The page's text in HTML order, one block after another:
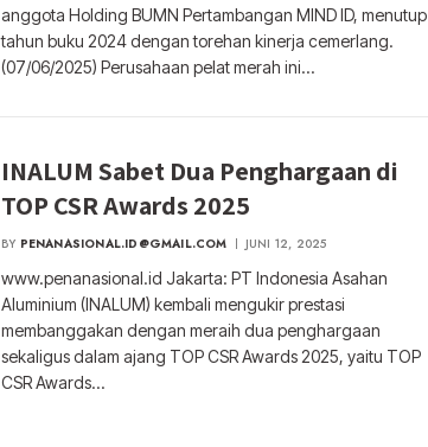
anggota Holding BUMN Pertambangan MIND ID, menutup
tahun buku 2024 dengan torehan kinerja cemerlang.
(07/06/2025) Perusahaan pelat merah ini…
INALUM Sabet Dua Penghargaan di
TOP CSR Awards 2025
BY PENANASIONAL.ID@GMAIL.COM JUNI 12, 2025
www.penanasional.id Jakarta: PT Indonesia Asahan
Aluminium (INALUM) kembali mengukir prestasi
membanggakan dengan meraih dua penghargaan
sekaligus dalam ajang TOP CSR Awards 2025, yaitu TOP
CSR Awards…